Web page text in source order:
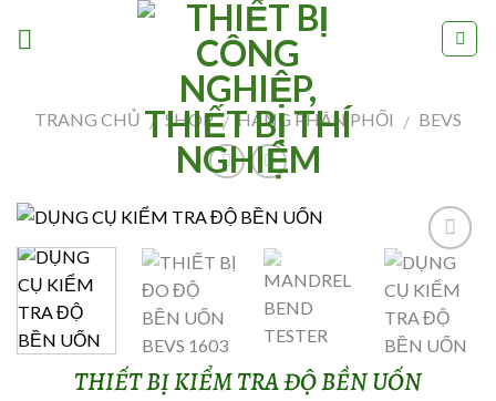
TRANG CHỦ / SHOP / HÃNG PHÂN PHỐI / BEVS
Add to
Wishlist
THIẾT BỊ KIỂM TRA ĐỘ BỀN UỐN